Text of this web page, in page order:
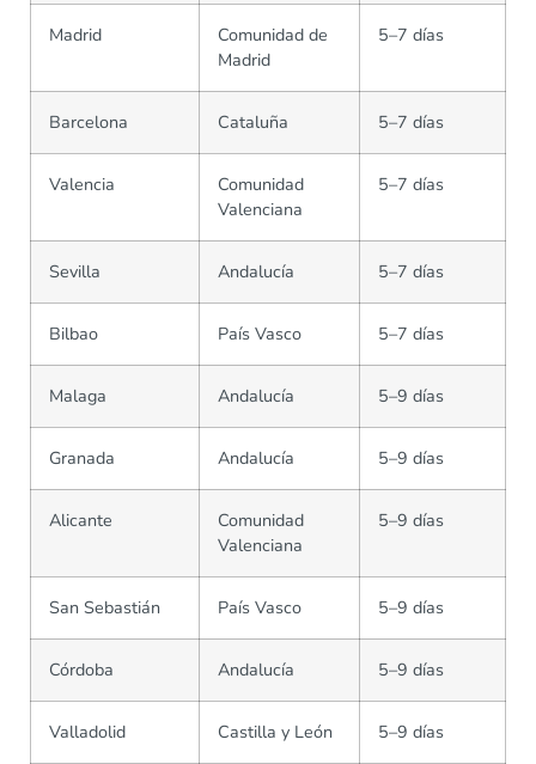
Madrid
Comunidad de
Madrid
5–7 días
Barcelona Cataluña 5–7 días
Valencia
Comunidad
Valenciana
5–7 días
Sevilla Andalucía 5–7 días
Bilbao País Vasco 5–7 días
Malaga Andalucía 5–9 días
Granada Andalucía 5–9 días
Alicante
Comunidad
Valenciana
5–9 días
San Sebastián País Vasco 5–9 días
Córdoba Andalucía 5–9 días
Valladolid Castilla y León 5–9 días